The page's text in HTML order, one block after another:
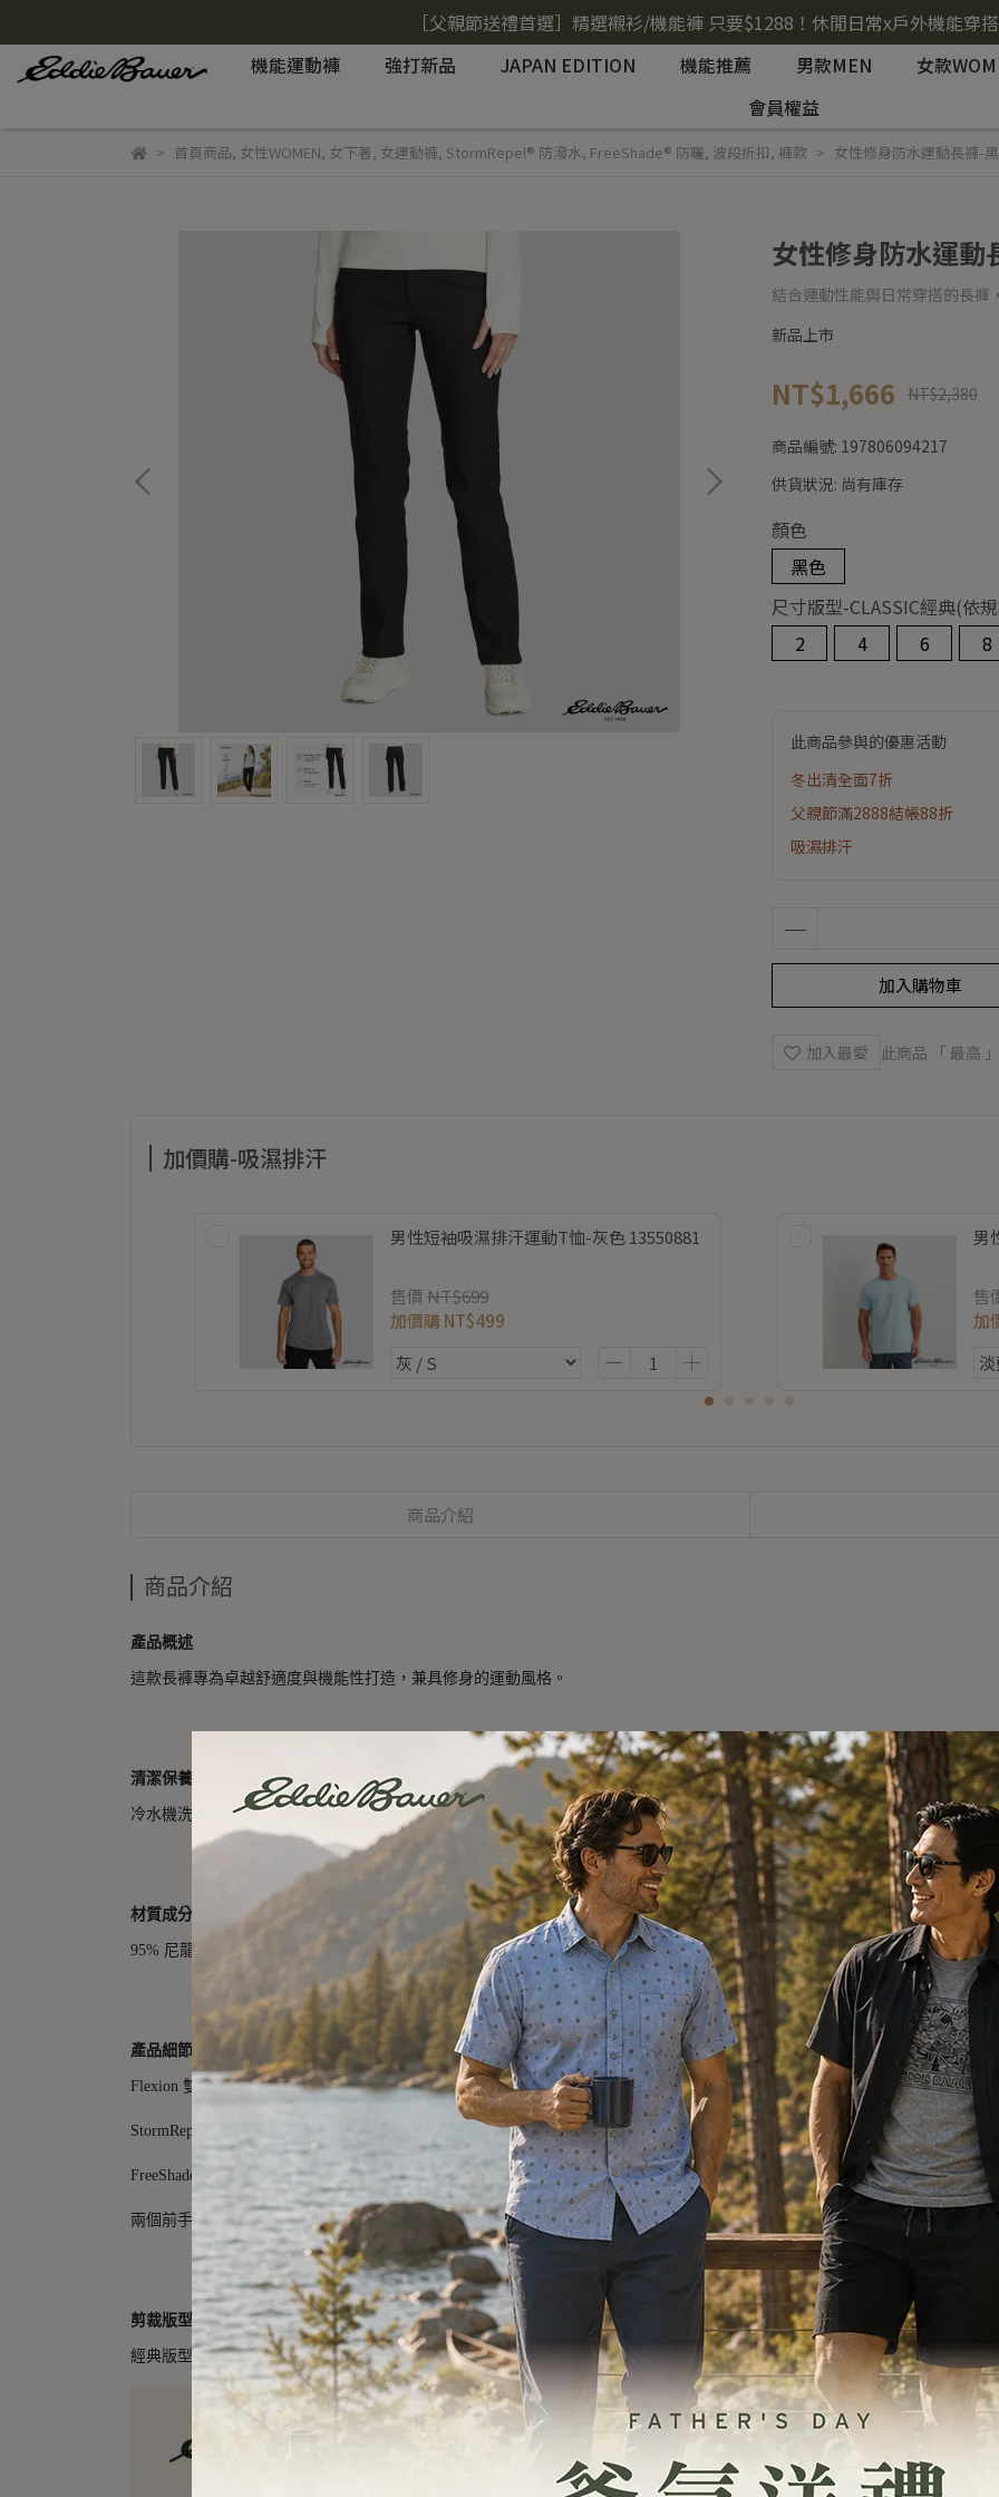
［父親節送禮首選］精選襯衫/機能褲 只要$1288！休閒日常x戶外機能穿
機能運動褲
強打新品 JAPAN EDITION 機能推薦 男款MEN
女款
會員權益
首頁商品, 女性WOMEN, 女下著, 女運動褲, StormRepel® 防潑水, FreeShade® 防曬, 波段折扣, 褲款 女性修身防水運動長褲-
女性修身防水運
結合運動性能與日常穿搭的長褲
新品上市
NT$1,666 NT$2,380
商品編號: 197806094217
供貨狀況: 尚有庫存
顏色
黑色
尺寸版型-CLASSIC經典(依
2
4 6 8
此商品參與的優惠活動
冬出清全面7折
父親節滿2888結帳88折
吸濕排汗
加入購物車
加入最愛 此商品 「 最高
加價購-吸濕排汗
男性短袖吸濕排汗運動T恤-灰色 13550881
售價NT$699
加價購 NT$499
男
售
加
商品介紹
商品介紹
產品概述
這款長褲專為卓越舒適度與機能性打造，兼具修身的運動風格。
清潔保養方式
冷水機洗，與相似顏色衣物一起洗滌。不可漂白或使用柔軟精。低溫烘乾並立即取出。可低溫整燙。不可乾洗。
材質成分
95% 尼龍、5% 彈性纖維
產品細節
Flexion 雙向彈性布料，全天舒適行動自由
StormRepel® DWR 防潑水塗層
FreeShade® UPF 50+ 防曬保護
兩個前手口袋、左大腿拉鍊口袋
剪裁版型
經典版型：舒適、通用的合身設計。